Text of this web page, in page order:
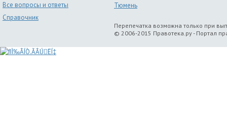
Все вопросы и ответы
Справочник
Тюмень
Перепечатка возможна только при
© 2006-2015 Правотека.ру - Портал